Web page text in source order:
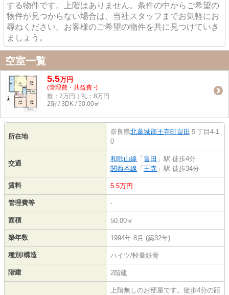
する物件です。上階はありません。条件の中からご希望の
物件が見つからない場合は、当社スタッフまでお気軽にお
尋ねください。お客様のご希望の物件を共に見つけていき
ましょう。
空室一覧
5.5万円
(管理費・共益費 -)
敷：2万円｜礼：8万円
2階 / 3DK / 50.00㎡
所在地
奈良県北葛城郡王寺町畠田 ５丁目4-1
0
交通
和歌山線 「 畠田 」駅 徒歩4分
関西本線 「 王寺 」駅 徒歩34分
賃料 5.5万円
管理費等 -
面積 50.00㎡
築年数 1994年 8月 (築32年)
種別/構造 ハイツ/軽量鉄骨
階建 2階建
上階無しのお部屋です。徒歩4分の距